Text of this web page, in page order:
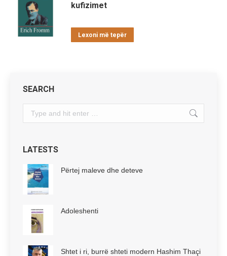
kufizimet
Lexoni më tepër
SEARCH
Search:
LATESTS
Përtej maleve dhe deteve
Adoleshenti
Shtet i ri, burrë shteti modern Hashim Thaçi